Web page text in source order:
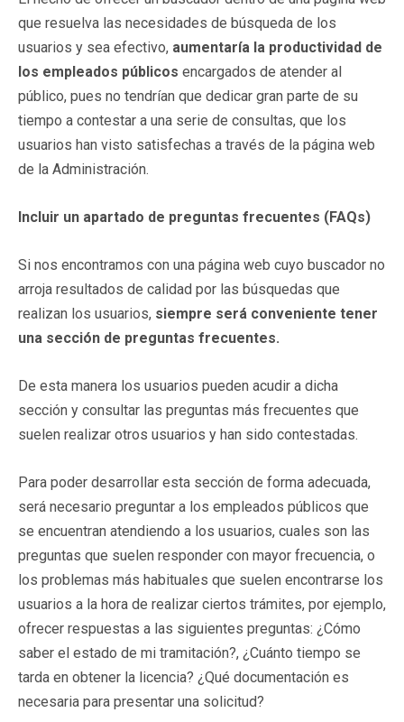
que resuelva las necesidades de búsqueda de los
usuarios y sea efectivo, aumentaría la productividad de
los empleados públicos encargados de atender al
público, pues no tendrían que dedicar gran parte de su
tiempo a contestar a una serie de consultas, que los
usuarios han visto satisfechas a través de la página web
de la Administración.
Incluir un apartado de preguntas frecuentes (FAQs)
Si nos encontramos con una página web cuyo buscador no
arroja resultados de calidad por las búsquedas que
realizan los usuarios, siempre será conveniente tener
una sección de preguntas frecuentes.
De esta manera los usuarios pueden acudir a dicha
sección y consultar las preguntas más frecuentes que
suelen realizar otros usuarios y han sido contestadas.
Para poder desarrollar esta sección de forma adecuada,
será necesario preguntar a los empleados públicos que
se encuentran atendiendo a los usuarios, cuales son las
preguntas que suelen responder con mayor frecuencia, o
los problemas más habituales que suelen encontrarse los
usuarios a la hora de realizar ciertos trámites, por ejemplo,
ofrecer respuestas a las siguientes preguntas: ¿Cómo
saber el estado de mi tramitación?, ¿Cuánto tiempo se
tarda en obtener la licencia? ¿Qué documentación es
necesaria para presentar una solicitud?